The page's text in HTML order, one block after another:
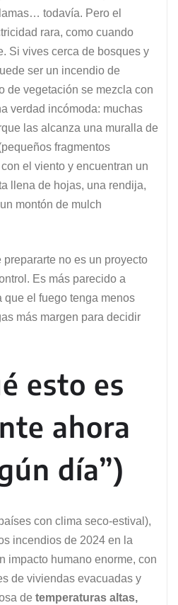
todavía. Pero el
rara, como cuando
Si vives cerca de bosques y
ser un incendio de
de vegetación se mezcla con
verdad incómoda: muchas
las alcanza una muralla de
fragmentos
el viento y encuentran un
llena de hojas, una rendija,
montón de mulch
no es un proyecto
Es más parecido a
que el fuego tenga menos
más margen para decidir
esto es
ahora
día”)
con clima seco-estival),
incendios de 2024 en la
impacto humano enorme, con
de viviendas evacuadas y
de temperaturas altas,